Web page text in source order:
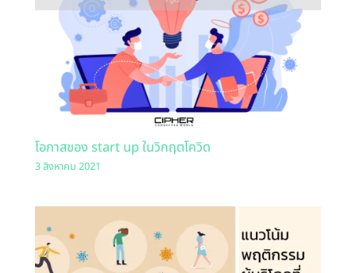
โอกาสของ start up ในวิกฤตโควิด
3 สิงหาคม 2021